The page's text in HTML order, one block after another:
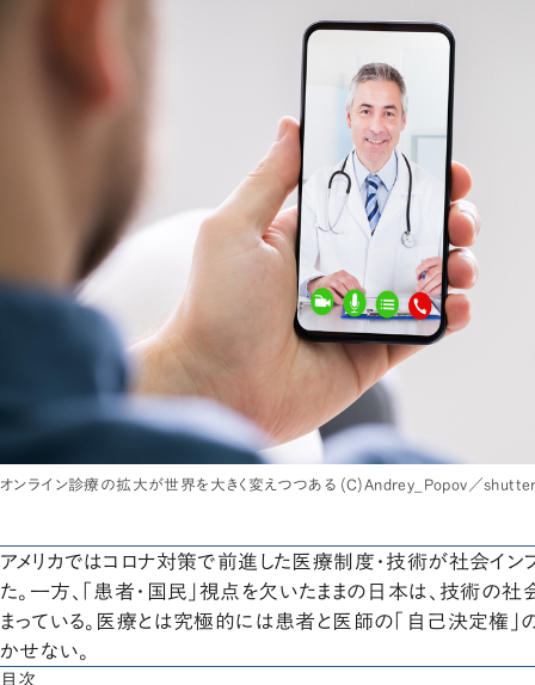
オンライン診療の拡大が世界を大きく変えつつある (C)Andrey_Popov／
アメリカではコロナ対策で前進した医療制度・技術が社会イ
た。一方、「患者・国民」視点を欠いたままの日本は、技術の
まっている。医療とは究極的には患者と医師の「自己決定権
かせない。
目次